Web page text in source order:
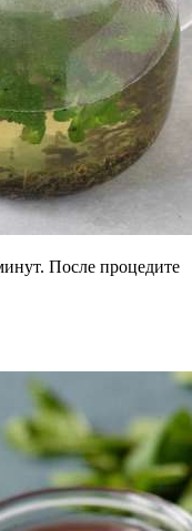
После процедите